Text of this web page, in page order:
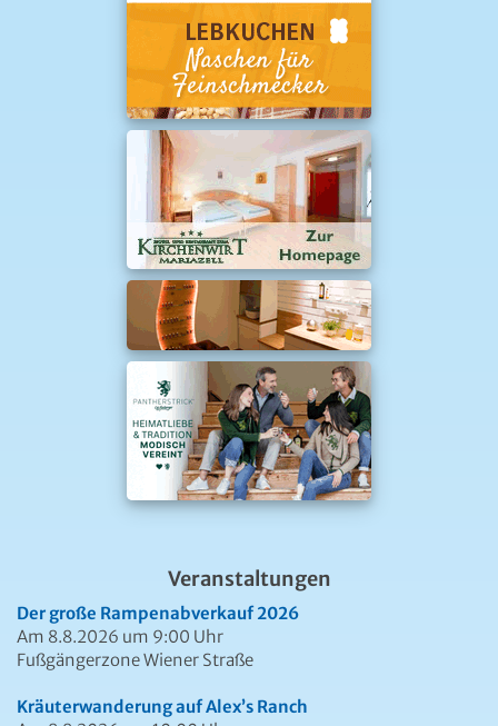
Veranstaltungen
Der große Rampenabverkauf 2026
Am 8.8.2026 um 9:00 Uhr
Fußgängerzone Wiener Straße
Kräuterwanderung auf Alex’s Ranch